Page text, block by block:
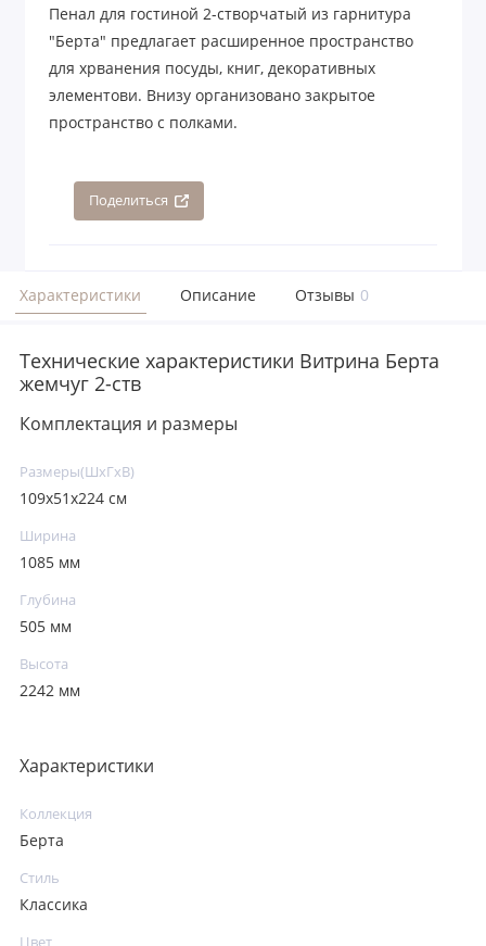
Пенал для гостиной 2-створчатый из гарнитура
"Берта" предлагает расширенное пространство
для хрванения посуды, книг, декоративных
элементови. Внизу организовано закрытое
пространство с полками.
Поделиться
Характеристики Описание Отзывы 0
Технические характеристики Витрина Берта
жемчуг 2-ств
Комплектация и размеры
Размеры(ШxГxВ)
109х51х224 см
Ширина
1085 мм
Глубина
505 мм
Высота
2242 мм
Характеристики
Коллекция
Берта
Стиль
Классика
Цвет